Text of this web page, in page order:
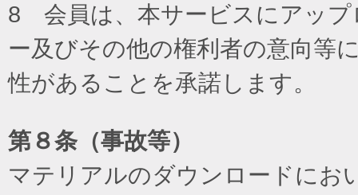
8 会員は、本サービスにアップ
ー及びその他の権利者の意向等
性があることを承諾します。
第８条（事故等）
マテリアルのダウンロードにお